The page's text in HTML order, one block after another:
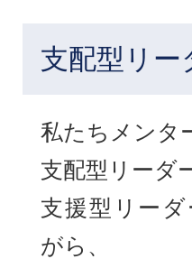
支配型リー
私たちメンタ
支配型リーダ
支援型リー
がら、